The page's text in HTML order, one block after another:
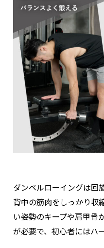
ダンベルローイングは回
背中の筋肉をしっかり収
い姿勢のキープや肩甲骨
が必要で、初心者にはハ